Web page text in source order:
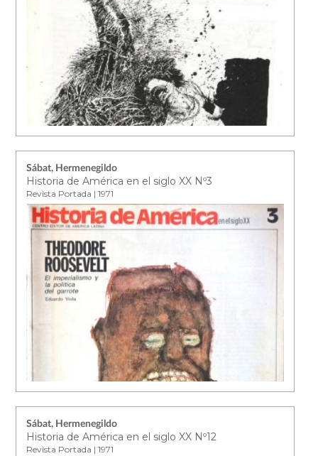
Sábat, Hermenegildo
Historia de América en el siglo XX Nº3
Revista Portada | 1971
Sábat, Hermenegildo
Historia de América en el siglo XX Nº12
Revista Portada | 1971